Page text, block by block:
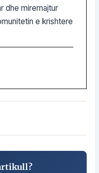
dhe miremajtur
e krishtere